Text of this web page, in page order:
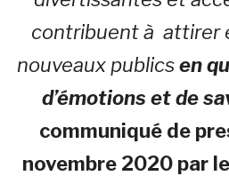
contribuent à attirer
nouveaux publicsen
d’émotions et de
communiqué de
novembre 2020 par